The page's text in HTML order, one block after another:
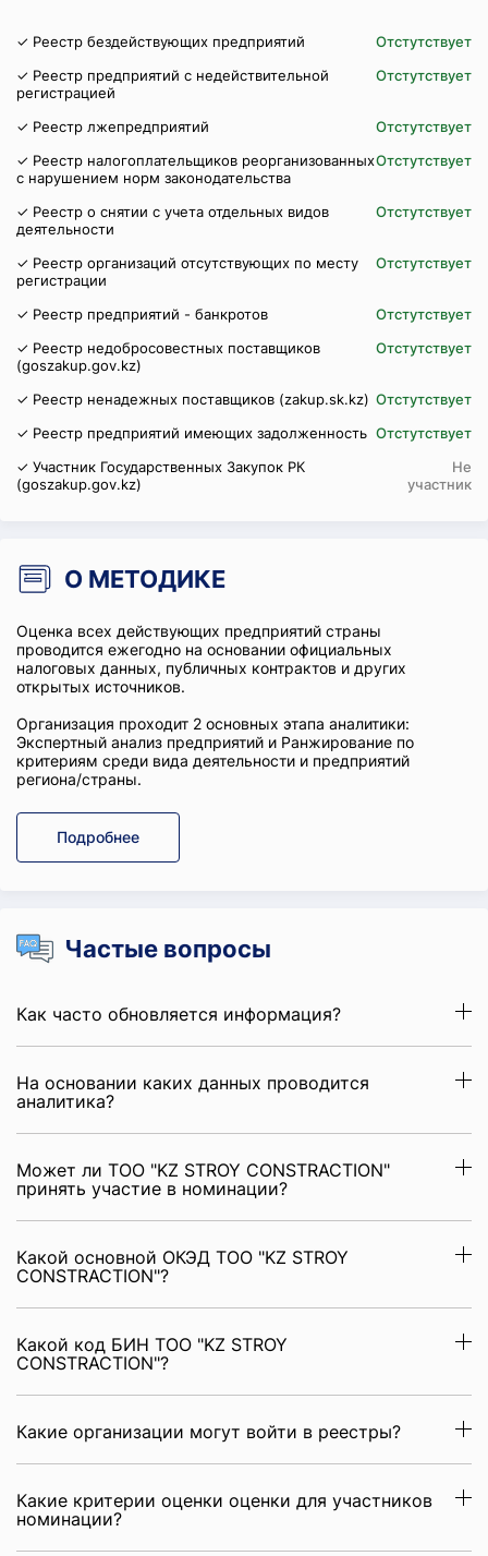
✓ Реестр бездействующих предприятий
Отстутствует
✓ Реестр предприятий с недействительной
регистрацией
Отстутствует
✓ Реестр лжепредприятий
Отстутствует
✓ Реестр налогоплательщиков реорганизованных
с нарушением норм законодательства
Отстутствует
✓ Реестр о снятии с учета отдельных видов
деятельности
Отстутствует
✓ Реестр организаций отсутствующих по месту
регистрации
Отстутствует
✓ Реестр предприятий - банкротов
Отстутствует
✓ Реестр недобросовестных поставщиков
(goszakup.gov.kz)
Отстутствует
✓ Реестр ненадежных поставщиков (zakup.sk.kz) Отстутствует
✓ Реестр предприятий имеющих задолженность Отстутствует
✓ Участник Государственных Закупок РК
(goszakup.gov.kz)
Не
участник
О МЕТОДИКЕ
Оценка всех действующих предприятий страны
проводится ежегодно на основании официальных
налоговых данных, публичных контрактов и других
открытых источников.
Организация проходит 2 основных этапа аналитики:
Экспертный анализ предприятий и Ранжирование по
критериям среди вида деятельности и предприятий
региона/страны.
Подробнее
Частые вопросы
Как часто обновляется информация?
На основании каких данных проводится
аналитика?
Может ли ТОО "KZ STROY CONSTRACTION"
принять участие в номинации?
Какой основной ОКЭД ТОО "KZ STROY
CONSTRACTION"?
Какой код БИН ТОО "KZ STROY
CONSTRACTION"?
Какие организации могут войти в реестры?
Какие критерии оценки оценки для участников
номинации?